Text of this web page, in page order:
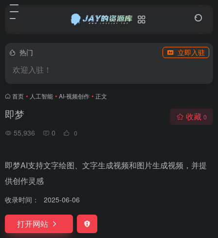
热门 立即入驻
欢迎入驻！
首页 • 人工智能 • AI-视频创作 • 正文
即梦
55,936 0 0
收藏 0
即梦AI支持文字绘图、文字生成视频和图片生成视频，并提
供创作灵感
收录时间： 2025-06-06
打开网站